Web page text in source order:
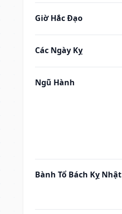
Giờ Hắc Đạo
Các Ngày Kỵ
Ngũ Hành
Bành Tổ Bách Kỵ Nhật